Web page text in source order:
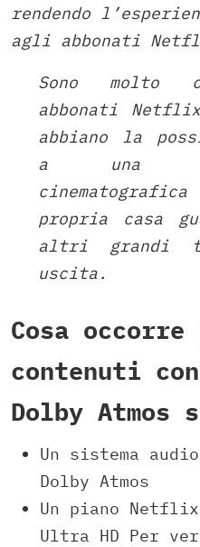
rendendo
agli abbonati
Sono molto
abbonati
abbiano la
a una
propria casa
altri grandi
uscita.
Cosa
contenuti
Dolby Atmos
Un sistema
Dolby Atmos
Un piano
Ultra HD Per